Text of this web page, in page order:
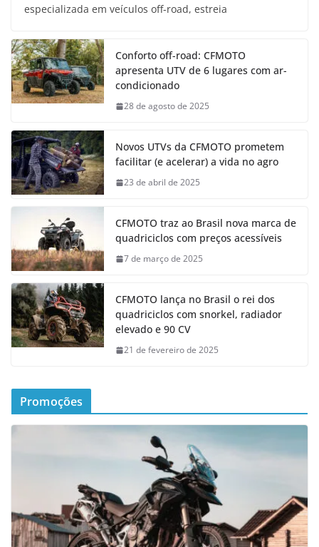
especializada em veículos off-road, estreia
Conforto off-road: CFMOTO
apresenta UTV de 6 lugares com ar-
condicionado
28 de agosto de 2025
Novos UTVs da CFMOTO prometem
facilitar (e acelerar) a vida no agro
23 de abril de 2025
CFMOTO traz ao Brasil nova marca de
quadriciclos com preços acessíveis
7 de março de 2025
CFMOTO lança no Brasil o rei dos
quadriciclos com snorkel, radiador
elevado e 90 CV
21 de fevereiro de 2025
Promoções